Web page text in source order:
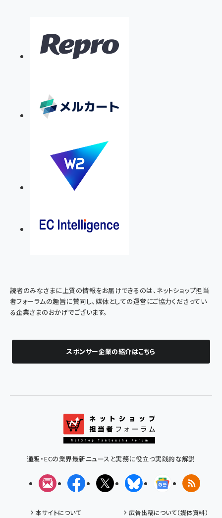
読者のみなさまに上質の情報をお届けできるのは、ネットショップ担当
者フォーラムの趣旨に賛同し、媒体としての運営にご協力くださってい
る企業さまのおかげでございます。
スポンサー企業の紹介はこちら
通販・ECの業界最新ニュースと実務に役立つ実践的な解説
メルマガFacebookX(エックス)BlueskyGoogleニュ
RSS
本サイトについて
広告出稿について（媒体資料）